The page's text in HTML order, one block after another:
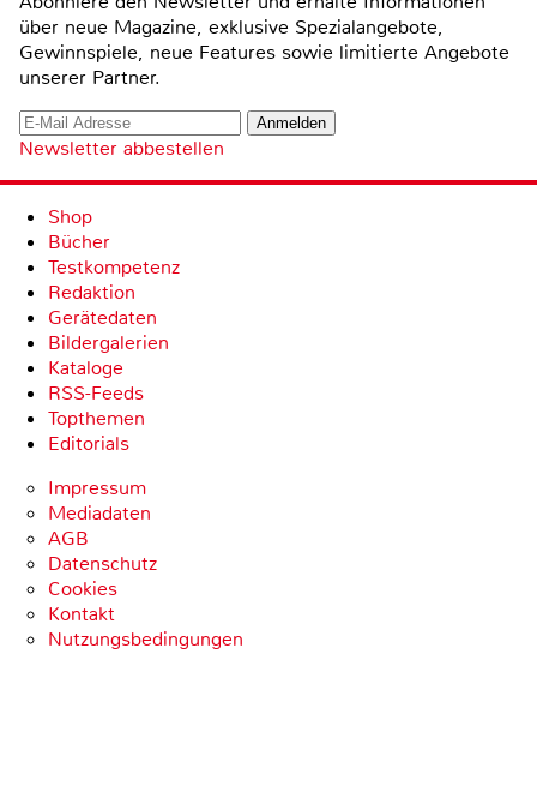
über neue Magazine, exklusive Spezialangebote,
Gewinnspiele, neue Features sowie limitierte Angebote
unserer Partner.
Newsletter abbestellen
Shop
Bücher
Testkompetenz
Redaktion
Gerätedaten
Bildergalerien
Kataloge
RSS-Feeds
Topthemen
Editorials
Impressum
Mediadaten
AGB
Datenschutz
Cookies
Kontakt
Nutzungsbedingungen